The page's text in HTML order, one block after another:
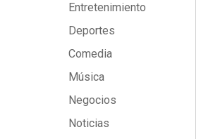
Entretenimiento
Deportes
Comedia
Música
Negocios
Noticias